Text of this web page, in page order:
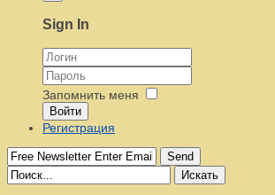
Sign In
Запомнить меня
Войти
Регистрация
Send
Искать